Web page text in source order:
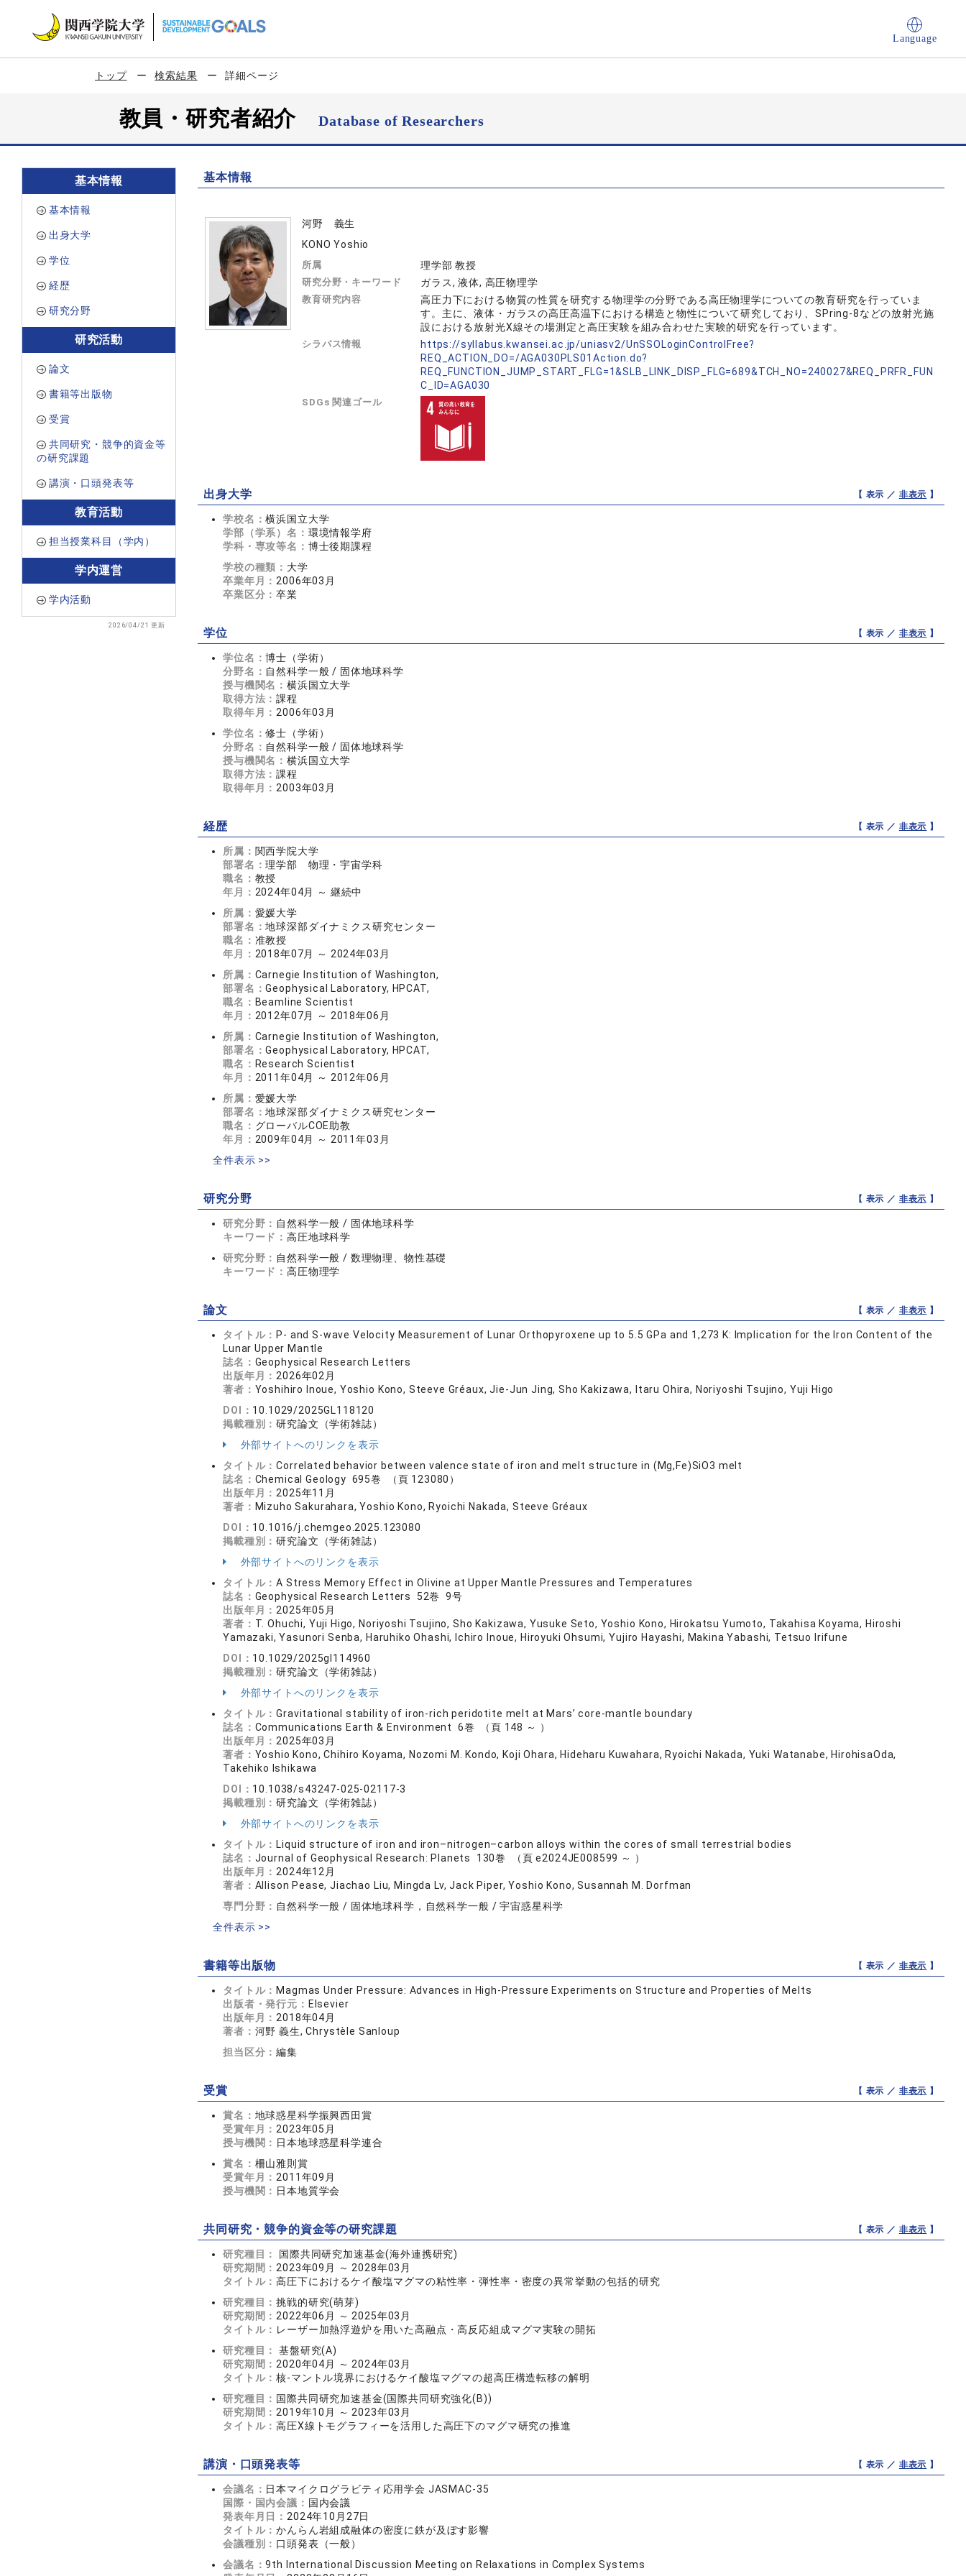
Language
トップ 検索結果 詳細ページ
教員・研究者紹介Database of Researchers
基本情報
基本情報
出身大学
学位
経歴
研究分野
研究活動
論文
書籍等出版物
受賞
共同研究・競争的資金等
の研究課題
講演・口頭発表等
教育活動
担当授業科目（学内）
学内運営
学内活動
2026/04/21 更新
基本情報
河野 義生
KONO Yoshio
所属 理学部 教授
研究分野・キーワード ガラス, 液体, 高圧物理学
教育研究内容
高圧力下における物質の性質を研究する物理学の分野である高圧物理学についての教育研究を行っていま
す。主に、液体・ガラスの高圧高温下における構造と物性について研究しており、SPring-8などの放射光施
設における放射光X線その場測定と高圧実験を組み合わせた実験的研究を行っています。
シラバス情報
https://syllabus.kwansei.ac.jp/uniasv2/UnSSOLoginControlFree?
REQ_ACTION_DO=/AGA030PLS01Action.do?
REQ_FUNCTION_JUMP_START_FLG=1&SLB_LINK_DISP_FLG=689&TCH_NO=240027&REQ_PRFR_FUN
C_ID=AGA030
SDGs 関連ゴール
出身大学 【 表示 ／ 非表示 】
学校名：横浜国立大学
学部（学系）名： 環境情報学府
学科・専攻等名： 博士後期課程
学校の種類： 大学
卒業年月： 2006年03月
卒業区分：卒業
学位 【 表示 ／ 非表示 】
学位名：博士（学術）
分野名： 自然科学一般 / 固体地球科学
授与機関名：横浜国立大学
取得方法：課程
取得年月： 2006年03月
学位名：修士（学術）
分野名： 自然科学一般 / 固体地球科学
授与機関名：横浜国立大学
取得方法：課程
取得年月： 2003年03月
経歴 【 表示 ／ 非表示 】
所属： 関西学院大学
部署名：理学部 物理・宇宙学科
職名： 教授
年月： 2024年04月 ～ 継続中
所属： 愛媛大学
部署名：地球深部ダイナミクス研究センター
職名： 准教授
年月： 2018年07月 ～ 2024年03月
所属： Carnegie Institution of Washington,
部署名：Geophysical Laboratory, HPCAT,
職名： Beamline Scientist
年月： 2012年07月 ～ 2018年06月
所属： Carnegie Institution of Washington,
部署名：Geophysical Laboratory, HPCAT,
職名： Research Scientist
年月： 2011年04月 ～ 2012年06月
所属： 愛媛大学
部署名：地球深部ダイナミクス研究センター
職名： グローバルCOE助教
年月： 2009年04月 ～ 2011年03月
全件表示 >>
研究分野 【 表示 ／ 非表示 】
研究分野： 自然科学一般 / 固体地球科学
キーワード：高圧地球科学
研究分野： 自然科学一般 / 数理物理、物性基礎
キーワード：高圧物理学
論文 【 表示 ／ 非表示 】
タイトル： P‐ and S‐wave Velocity Measurement of Lunar Orthopyroxene up to 5.5 GPa and 1,273 K: Implication for the Iron Content of the
Lunar Upper Mantle
誌名： Geophysical Research Letters
出版年月： 2026年02月
著者： Yoshihiro Inoue, Yoshio Kono, Steeve Gréaux, Jie‐Jun Jing, Sho Kakizawa, Itaru Ohira, Noriyoshi Tsujino, Yuji Higo
DOI： 10.1029/2025GL118120
掲載種別：研究論文（学術雑誌）
外部サイトへのリンクを表示
タイトル：Correlated behavior between valence state of iron and melt structure in (Mg,Fe)SiO3 melt
誌名： Chemical Geology 695巻 （頁 123080）
出版年月： 2025年11月
著者： Mizuho Sakurahara, Yoshio Kono, Ryoichi Nakada, Steeve Gréaux
DOI： 10.1016/j.chemgeo.2025.123080
掲載種別：研究論文（学術雑誌）
外部サイトへのリンクを表示
タイトル：A Stress Memory Effect in Olivine at Upper Mantle Pressures and Temperatures
誌名： Geophysical Research Letters 52巻 9号
出版年月： 2025年05月
著者： T. Ohuchi, Yuji Higo, Noriyoshi Tsujino, Sho Kakizawa, Yusuke Seto, Yoshio Kono, Hirokatsu Yumoto, Takahisa Koyama, Hiroshi
Yamazaki, Yasunori Senba, Haruhiko Ohashi, Ichiro Inoue, Hiroyuki Ohsumi, Yujiro Hayashi, Makina Yabashi, Tetsuo Irifune
DOI： 10.1029/2025gl114960
掲載種別：研究論文（学術雑誌）
外部サイトへのリンクを表示
タイトル：Gravitational stability of iron-rich peridotite melt at Mars’ core-mantle boundary
誌名： Communications Earth & Environment 6巻 （頁 148 ～ ）
出版年月： 2025年03月
著者： Yoshio Kono, Chihiro Koyama, Nozomi M. Kondo, Koji Ohara, Hideharu Kuwahara, Ryoichi Nakada, Yuki Watanabe, HirohisaOda,
Takehiko Ishikawa
DOI： 10.1038/s43247-025-02117-3
掲載種別：研究論文（学術雑誌）
外部サイトへのリンクを表示
タイトル： Liquid structure of iron and iron–nitrogen–carbon alloys within the cores of small terrestrial bodies
誌名： Journal of Geophysical Research: Planets 130巻 （頁 e2024JE008599 ～ ）
出版年月： 2024年12月
著者： Allison Pease, Jiachao Liu, Mingda Lv, Jack Piper, Yoshio Kono, Susannah M. Dorfman
専門分野： 自然科学一般 / 固体地球科学，自然科学一般 / 宇宙惑星科学
全件表示 >>
書籍等出版物 【 表示 ／ 非表示 】
タイトル： Magmas Under Pressure: Advances in High-Pressure Experiments on Structure and Properties of Melts
出版者・発行元： Elsevier
出版年月： 2018年04月
著者： 河野 義生, Chrystèle Sanloup
担当区分：編集
受賞 【 表示 ／ 非表示 】
賞名： 地球惑星科学振興西田賞
受賞年月： 2023年05月
授与機関： 日本地球惑星科学連合
賞名： 柵山雅則賞
受賞年月： 2011年09月
授与機関： 日本地質学会
共同研究・競争的資金等の研究課題 【 表示 ／ 非表示 】
研究種目：
国際共同研究加速基金(海外連携研究)
研究期間： 2023年09月 ～ 2028年03月
タイトル：高圧下におけるケイ酸塩マグマの粘性率・弾性率・密度の異常挙動の包括的研究
研究種目：挑戦的研究(萌芽)
研究期間： 2022年06月 ～ 2025年03月
タイトル： レーザー加熱浮遊炉を用いた高融点・高反応組成マグマ実験の開拓
研究種目：
基盤研究(A)
研究期間： 2020年04月 ～ 2024年03月
タイトル：核-マントル境界におけるケイ酸塩マグマの超高圧構造転移の解明
研究種目： 国際共同研究加速基金(国際共同研究強化(B))
研究期間： 2019年10月 ～ 2023年03月
タイトル：高圧X線トモグラフィーを活用した高圧下のマグマ研究の推進
講演・口頭発表等 【 表示 ／ 非表示 】
会議名： 日本マイクログラビティ応用学会 JASMAC-35
国際・国内会議： 国内会議
発表年月日： 2024年10月27日
タイトル：かんらん岩組成融体の密度に鉄が及ぼす影響
会議種別： 口頭発表（一般）
会議名：9th International Discussion Meeting on Relaxations in Complex Systems